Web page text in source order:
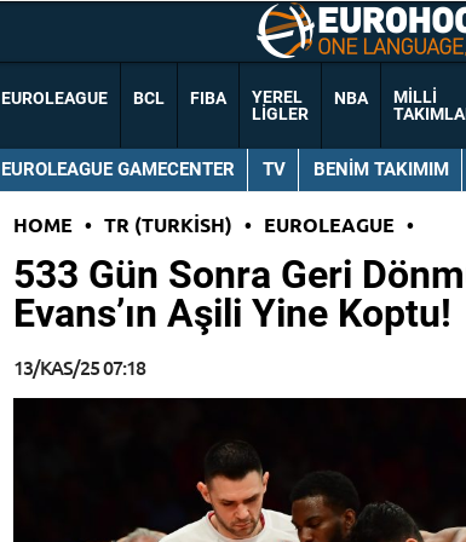
EUROLEAGUE BCL FIBA
YEREL
LIGLER
NBA
MILLI
EUROLEAGUE GAMECENTER TV BENIM TAKIMIM
HOME • TR (TURKISH) • EUROLEAGUE •
533 Gün Sonra Geri
Evans’ın Aşili Yine Koptu!
13/KAS/25 07:18